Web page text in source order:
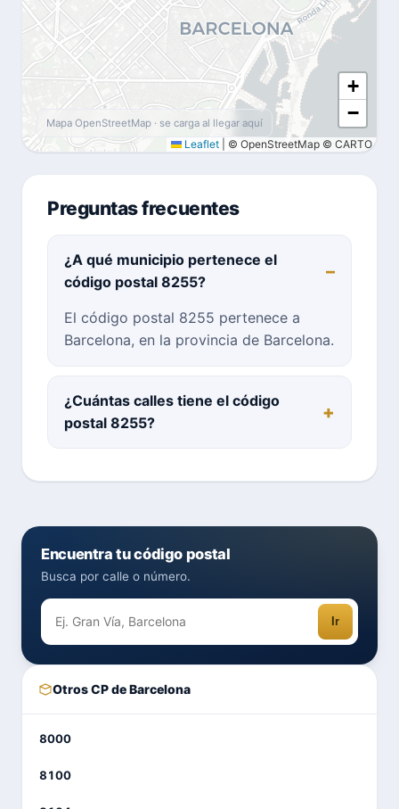
+
−
Leaflet © OpenStreetMap © CARTO
Mapa OpenStreetMap · se carga al llegar aquí
Preguntas frecuentes
¿A qué municipio pertenece el
código postal 8255?
El código postal 8255 pertenece a
Barcelona, en la provincia de Barcelona.
¿Cuántas calles tiene el código
postal 8255?
Encuentra tu código postal
Busca por calle o número.
Ir
Otros CP de Barcelona
8000
8100